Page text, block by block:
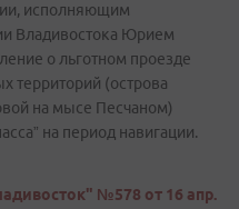
исполняющим
Владивостока Юрием
о льготном проезде
территорий (острова
на мысе Песчаном)
на период навигации.
№578 от 16 апр.